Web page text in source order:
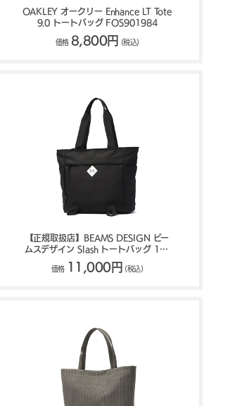
OAKLEY オークリー Enhance LT Tote
9.0 トートバッグ FOS901984
価格 8,800円 (税込)
【正規取扱店】BEAMS DESIGN ビー
ムスデザイン Slash トートバッグ 16L
BMMH6BT1
価格 11,000円 (税込)